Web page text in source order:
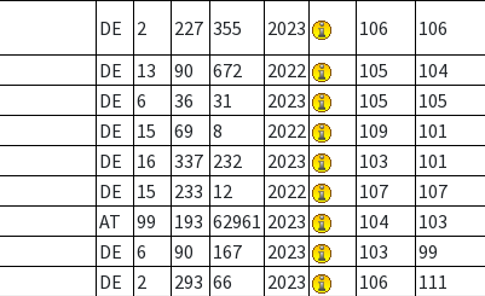
DE 2 227 355 2023 106 106
DE 13 90 672 2022 105 104
DE 6 36 31 2023 105 105
DE 15 69 8 2022 109 101
DE 16 337 232 2023 103 101
DE 15 233 12 2022 107 107
AT 99 193 62961 2023 104 103
DE 6 90 167 2023 103 99
DE 2 293 66 2023 106 111